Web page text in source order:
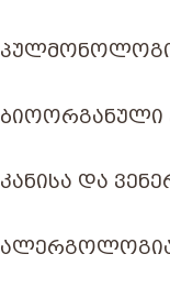
ᲑᲘᲝᲝᲠᲒᲐᲜᲣᲚᲘ
ᲙᲐᲜᲘᲡᲐ ᲓᲐ
ᲐᲚᲔᲠᲒᲝᲚᲝᲒᲘᲐ